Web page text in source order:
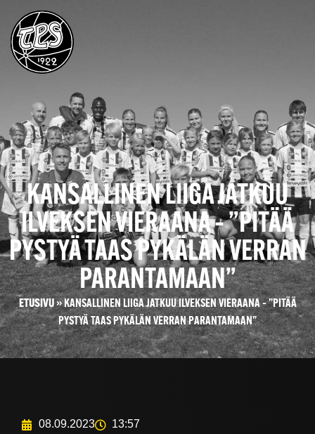
KANSALLINEN LIIGA JATKUU
ILVEKSEN VIERAANA – ”PITÄÄ
PYSTYÄ TAAS PYKÄLÄN VERRAN
PARANTAMAAN”
ETUSIVU»KANSALLINEN LIIGA JATKUU ILVEKSEN VIERAANA – ”PITÄÄ
PYSTYÄ TAAS PYKÄLÄN VERRAN PARANTAMAAN”
08.09.2023
13:57